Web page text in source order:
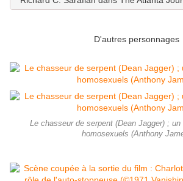
D'autres personnages
Le chasseur de serpent (Dean Jagger) ;
homosexuels (Anthony